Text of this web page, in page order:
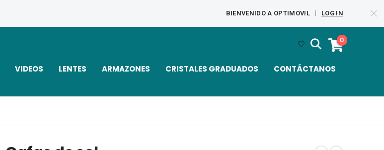
BIENVENIDO A OPTIMOVIL LOG IN
0
VIDEOS LENTES ARMAZONES CRISTALES GRADUADOS CONTÁCTANOS